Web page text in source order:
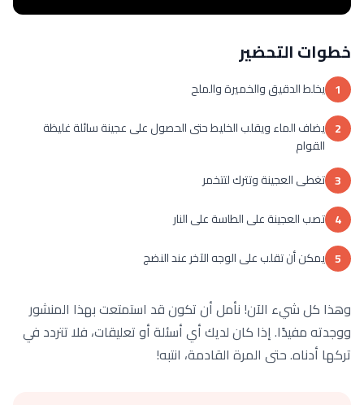
خطوات التحضير
1 يخلط الدقيق والخميرة والملح
2 يضاف الماء ويقلب الخليط حتى الحصول على عجينة سائلة غليظة
القوام
3 تغطى العجينة وتترك لتتخمر
4 تصب العجينة على الطاسة على النار
5 يمكن أن تقلب على الوجه الآخر عند النضج
وهذا كل شيء الآن! نأمل أن تكون قد استمتعت بهذا المنشور
ووجدته مفيدًا. إذا كان لديك أي أسئلة أو تعليقات، فلا تتردد في
تركها أدناه. حتى المرة القادمة، انتبه!